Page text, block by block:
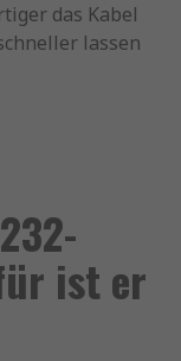
das Kabel
lassen
ist er